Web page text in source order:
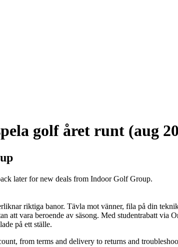
golf året runt (aug
later for new deals from Indoor Golf Group.
riktiga banor. Tävla mot vänner, fila på din
vara beroende av säsong. Med studentrabatt via
på ett ställe.
from terms and delivery to returns and